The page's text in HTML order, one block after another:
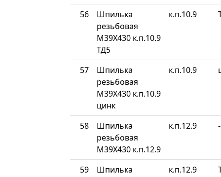
56
Шпилька
резьбовая
М39Х430 к.п.10.9
ТД5
к.п.10.9
57
Шпилька
резьбовая
М39Х430 к.п.10.9
цинк
к.п.10.9
58
Шпилька
резьбовая
М39Х430 к.п.12.9
к.п.12.9 -
59
Шпилька
к.п.12.9